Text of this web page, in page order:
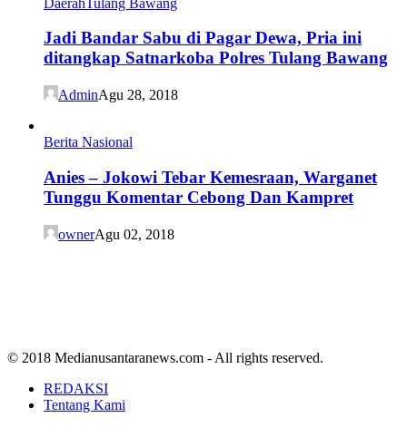
Jadi Bandar Sabu di Pagar Dewa, Pria ini
ditangkap Satnarkoba Polres Tulang Bawang
AdminAgu 28, 2018
Berita Nasional
Anies – Jokowi Tebar Kemesraan, Warganet
Tunggu Komentar Cebong Dan Kampret
ownerAgu 02, 2018
© 2018 Medianusantaranews.com - All rights reserved.
REDAKSI
Tentang Kami